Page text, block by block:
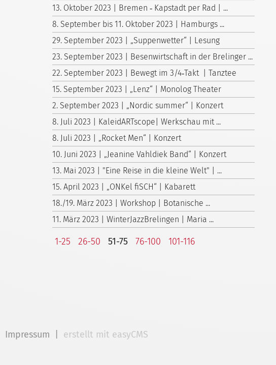
13. Oktober 2023 | Bremen ‑ Kapstadt per Rad | ...
8. September bis 11. Oktober 2023 | Hamburgs ...
29. September 2023 | „Suppenwetter“ | Lesung
23. September 2023 | Besenwirtschaft in der Brelinger ...
22. September 2023 | Bewegt im 3/4‑Takt | Tanztee
15. September 2023 | „Lenz“ | Monolog Theater
2. September 2023 | „Nordic summer“ | Konzert
8. Juli 2023 | KaleidARTscope| Werkschau mit ...
8. Juli 2023 | „Rocket Men“ | Konzert
10. Juni 2023 | „Jeanine Vahldiek Band“ | Konzert
13. Mai 2023 | "Eine Reise in die kleine Welt" | ...
15. April 2023 | „ONKel fiSCH“ | Kabarett
18./19. März 2023 | Workshop | Botanische ...
11. März 2023 | WinterJazzBrelingen | Maria ...
1-25 26-50 51-75 76-100 101-116
Impressum erstellt mit easyCMS